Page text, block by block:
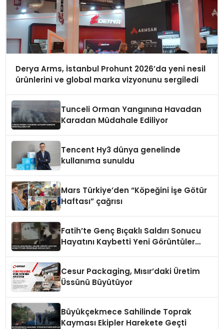
Derya Arms, İstanbul Prohunt 2026’da yeni nesil
ürünlerini ve global marka vizyonunu sergiledi
Tunceli Orman Yangınına Havadan
Karadan Müdahale Ediliyor
Tencent Hy3 dünya genelinde
kullanıma sunuldu
Mars Türkiye’den “Köpeğini İşe Götür
Haftası” çağrısı
Fatih’te Genç Bıçaklı Saldırı Sonucu
Hayatını Kaybetti Yeni Görüntüler
Cesur Packaging, Mısır’daki Üretim
Üssünü Büyütüyor
Büyükçekmece Sahilinde Toprak
Kayması Ekipler Harekete Geçti